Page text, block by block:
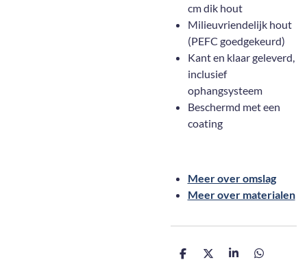
cm dik hout
Milieuvriendelijk hout
(PEFC goedgekeurd)
Kant en klaar geleverd,
inclusief
ophangsysteem
Beschermd met een
coating
Meer over omslag
Meer over materialen
D
D
S
D